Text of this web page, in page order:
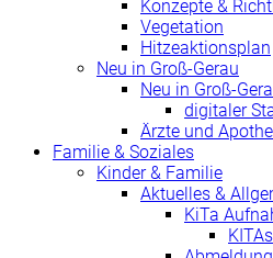
Konzepte &
Vegetation
Hitzeaktionsplan
Neu in Groß-Gerau
Neu in Groß-
digitaler
Ärzte und
Familie & Soziales
Kinder & Familie
Aktuelles &
KiTa
KITAs